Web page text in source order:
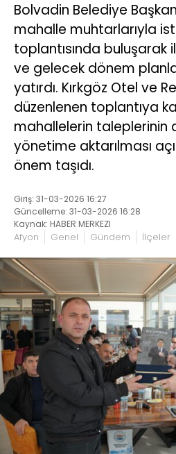
Bolvadin Belediye
mahalle muhtarlarıyla
toplantısında buluşarak
ve gelecek dönem
yatırdı. Kırkgöz Otel ve
düzenlenen toplantıya
mahallelerin taleplerinin
yönetime aktarılması
önem taşıdı.
Giriş: 31-03-2026 16:27
Güncelleme: 31-03-2026 16:28
Kaynak: HABER MERKEZI
Afyon Genel Gündem İlçeler